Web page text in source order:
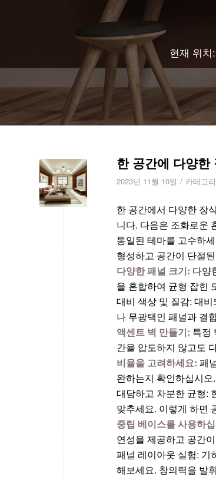
현재 위치:
한 공간에 다양한
2023년 11월 10일 / 카테고
한 공간에서 다양한 장
니다. 다음은 조화로운
통일된 테마를 고수하
형성하고 공간이 단절
다양한 패널 크기: 다양
을 혼합하여 균형 잡힌
대비 색상 및 질감: 대
나 무광택인 패널과 결
액센트 벽 만들기: 특정
간을 압도하지 않고도
비율을 고려하세요: 패
완하는지 확인하십시오.
대담하고 차분한 균형:
맞추세요. 이렇게 하면
중립 베이스를 사용하
연성을 제공하고 공간
패널 레이아웃 실험: 기
해보세요. 창의력을 발